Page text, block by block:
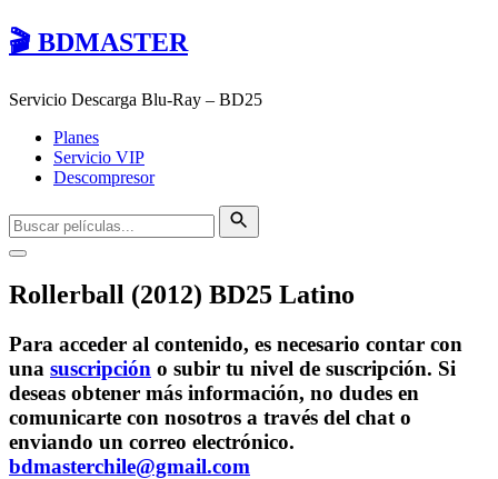
🎬 BDMASTER
Servicio Descarga Blu-Ray – BD25
Planes
Servicio VIP
Descompresor
Rollerball (2012) BD25 Latino
Para acceder al contenido, es necesario contar con
una suscripción o subir tu nivel de suscripción. Si
deseas obtener más información, no dudes en
comunicarte con nosotros a través del chat o
enviando un correo electrónico.
bdmasterchile@gmail.com